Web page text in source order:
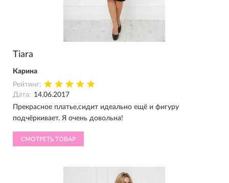
Tiara
Карина
Рейтинг:
Дата: 14.06.2017
Прекрасное платье,сидит идеально ещё и фигуру
подчёркивает. Я очень довольна!
СМОТРЕТЬ ТОВАР